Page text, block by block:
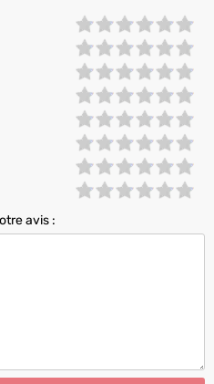
avis :